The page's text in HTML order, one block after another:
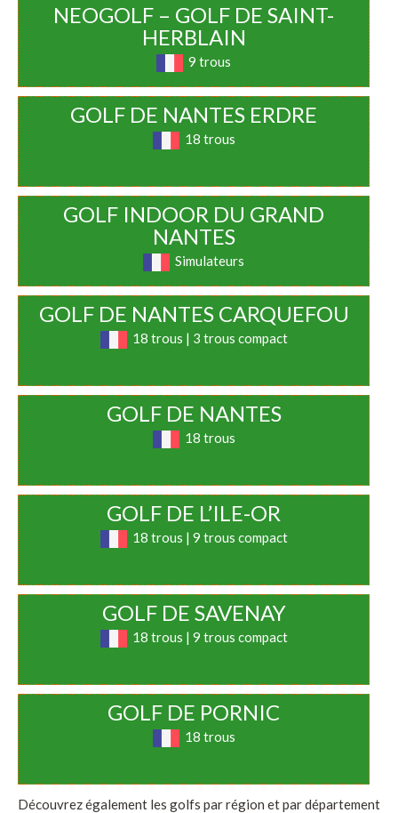
NEOGOLF – GOLF DE SAINT-
HERBLAIN​
9 trous
GOLF DE NANTES ERDRE
18 trous
GOLF INDOOR DU GRAND
NANTES
Simulateurs
GOLF DE NANTES CARQUEFOU
18 trous | 3 trous compact
GOLF DE NANTES
18 trous
GOLF DE L’ILE-OR
18 trous | 9 trous compact
GOLF DE SAVENAY
18 trous | 9 trous compact
GOLF DE PORNIC
18 trous
Découvrez également les golfs par région et par département